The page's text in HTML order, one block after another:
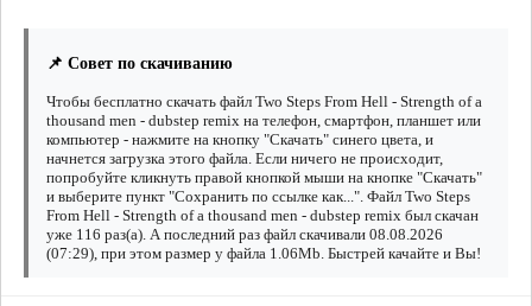
📌 Совет по скачиванию
Чтобы бесплатно скачать файл Two Steps From Hell - Strength of a
thousand men - dubstep remix на телефон, смартфон, планшет или
компьютер - нажмите на кнопку "Скачать" синего цвета, и
начнется загрузка этого файла. Если ничего не происходит,
попробуйте кликнуть правой кнопкой мыши на кнопке "Скачать"
и выберите пункт "Сохранить по ссылке как...". Файл Two Steps
From Hell - Strength of a thousand men - dubstep remix был скачан
уже 116 раз(а). А последний раз файл скачивали 08.08.2026
(07:29), при этом размер у файла 1.06Mb. Быстрей качайте и Вы!